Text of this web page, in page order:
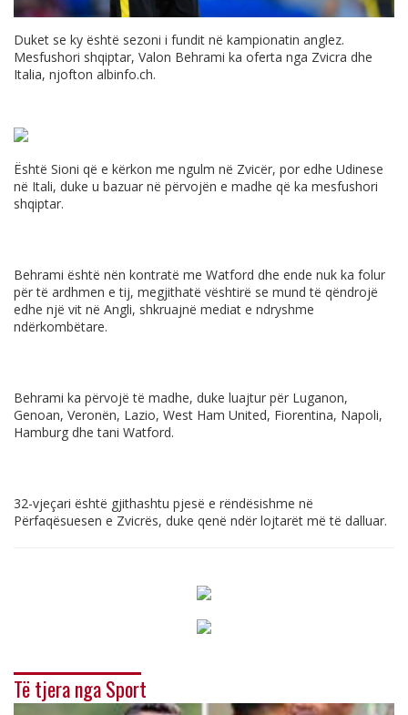
Duket se ky është sezoni i fundit në kampionatin anglez.
Mesfushori shqiptar, Valon Behrami ka oferta nga Zvicra dhe
Italia, njofton albinfo.ch.
Është Sioni që e kërkon me ngulm në Zvicër, por edhe Udinese
në Itali, duke u bazuar në përvojën e madhe që ka mesfushori
shqiptar.
Behrami është nën kontratë me Watford dhe ende nuk ka folur
për të ardhmen e tij, megjithatë vështirë se mund të qëndrojë
edhe një vit në Angli, shkruajnë mediat e ndryshme
ndërkombëtare.
Behrami ka përvojë të madhe, duke luajtur për Luganon,
Genoan, Veronën, Lazio, West Ham United, Fiorentina, Napoli,
Hamburg dhe tani Watford.
32-vjeçari është gjithashtu pjesë e rëndësishme në
Përfaqësuesen e Zvicrës, duke qenë ndër lojtarët më të dalluar.
Të tjera nga Sport